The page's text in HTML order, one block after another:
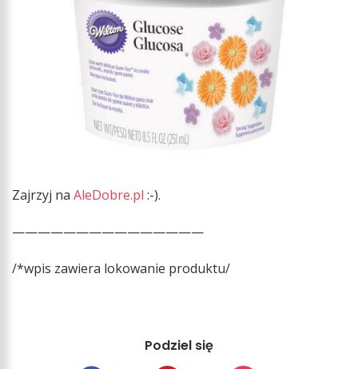
Zajrzyj na AleDobre.pl :-).
———————————————
/*wpis zawiera lokowanie produktu/
Podziel się